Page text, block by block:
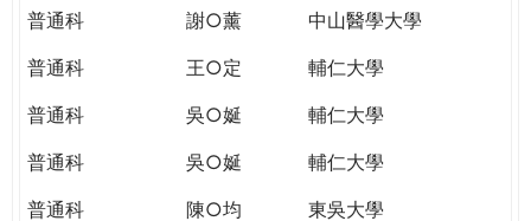
普通科
謝○薰
中山醫學大學
普通科
王○定
輔仁大學
普通科
吳○娫
輔仁大學
普通科
吳○娫
輔仁大學
普通科
陳○均
東吳大學